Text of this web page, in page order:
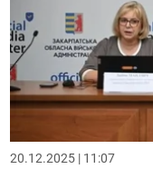
20.12.2025 | 11:07